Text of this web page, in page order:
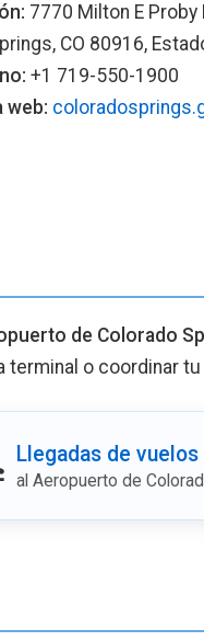
7770 Milton E Proby
CO 80916,
+1 719-550-1900
web:
de Colorado
o coordinar
Llegadas de vuelos
al Aeropuerto de